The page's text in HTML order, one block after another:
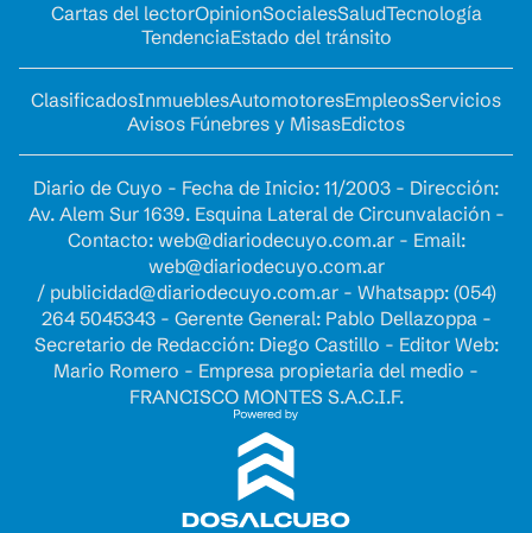
Cartas del lectorOpinionSocialesSaludTecnología
TendenciaEstado del tránsito
ClasificadosInmueblesAutomotoresEmpleosServicios
Avisos Fúnebres y MisasEdictos
Diario de Cuyo - Fecha de Inicio: 11/2003 - Dirección:
Av. Alem Sur 1639. Esquina Lateral de Circunvalación -
Contacto: web@diariodecuyo.com.ar- Email:
web@diariodecuyo.com.ar
/ publicidad@diariodecuyo.com.ar- Whatsapp: (054)
264 5045343 - Gerente General: Pablo Dellazoppa -
Secretario de Redacción: Diego Castillo - Editor Web:
Mario Romero - Empresa propietaria del medio -
FRANCISCO MONTES S.A.C.I.F.